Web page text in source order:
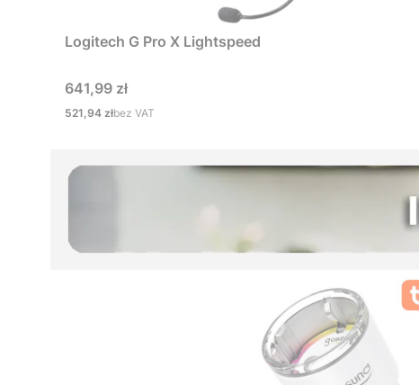
Logitech G Pro X Lightspeed
Cena
641,99 zł
Cena
521,94 złbez VAT